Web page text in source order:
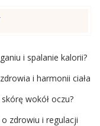
i spalanie kalorii?
i harmonii ciała
wokół oczu?
zdrowiu i regulacji